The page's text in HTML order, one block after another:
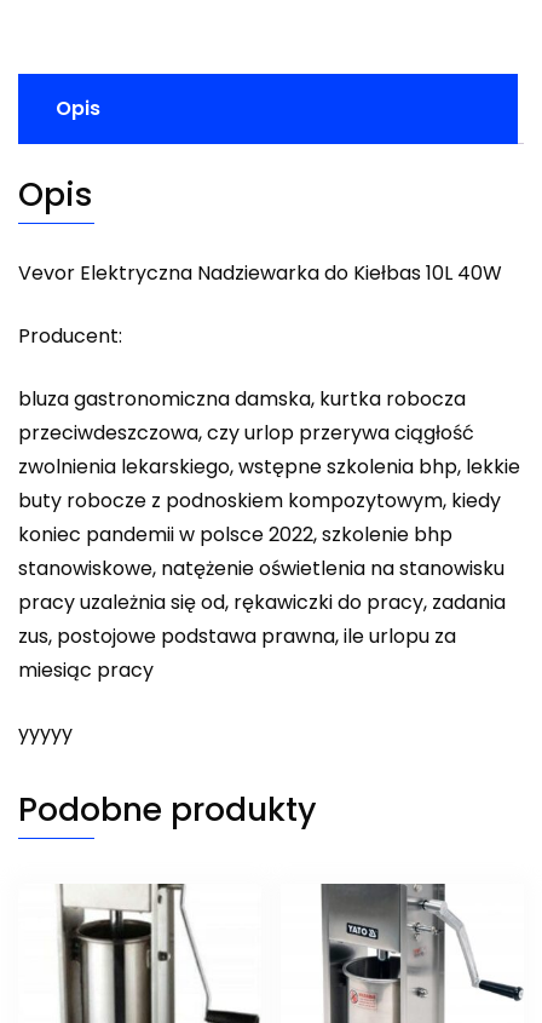
Opis
Opis
Vevor Elektryczna Nadziewarka do Kiełbas 10L 40W
Producent:
bluza gastronomiczna damska, kurtka robocza
przeciwdeszczowa, czy urlop przerywa ciągłość
zwolnienia lekarskiego, wstępne szkolenia bhp, lekkie
buty robocze z podnoskiem kompozytowym, kiedy
koniec pandemii w polsce 2022, szkolenie bhp
stanowiskowe, natężenie oświetlenia na stanowisku
pracy uzależnia się od, rękawiczki do pracy, zadania
zus, postojowe podstawa prawna, ile urlopu za
miesiąc pracy
yyyyy
Podobne produkty